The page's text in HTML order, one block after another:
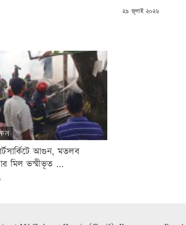
POSTED
২৯ জুলাই ২০২৬
আগুন, মতলব
মিল ভস্মীভূত ...